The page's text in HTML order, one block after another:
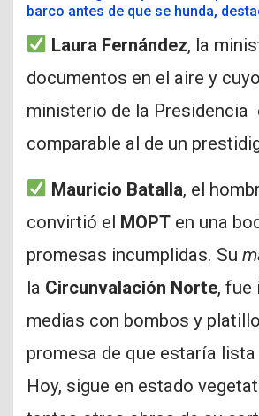
barco antes de que se hunda,
Laura Fernández, la
documentos en el aire y
ministerio de la Presidencia
comparable al de un
Mauricio Batalla, el
convirtió el MOPT en una
promesas incumplidas. Su
la Circunvalación Norte, fue
medias con bombos y
promesa de que estaría lista
Hoy, sigue en estado